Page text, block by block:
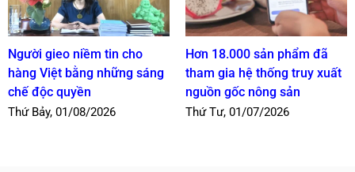
Người gieo niềm tin cho
hàng Việt bằng những sáng
chế độc quyền
Thứ Bảy, 01/08/2026
Hơn 18.000 sản phẩm đã
tham gia hệ thống truy xuất
nguồn gốc nông sản
Thứ Tư, 01/07/2026